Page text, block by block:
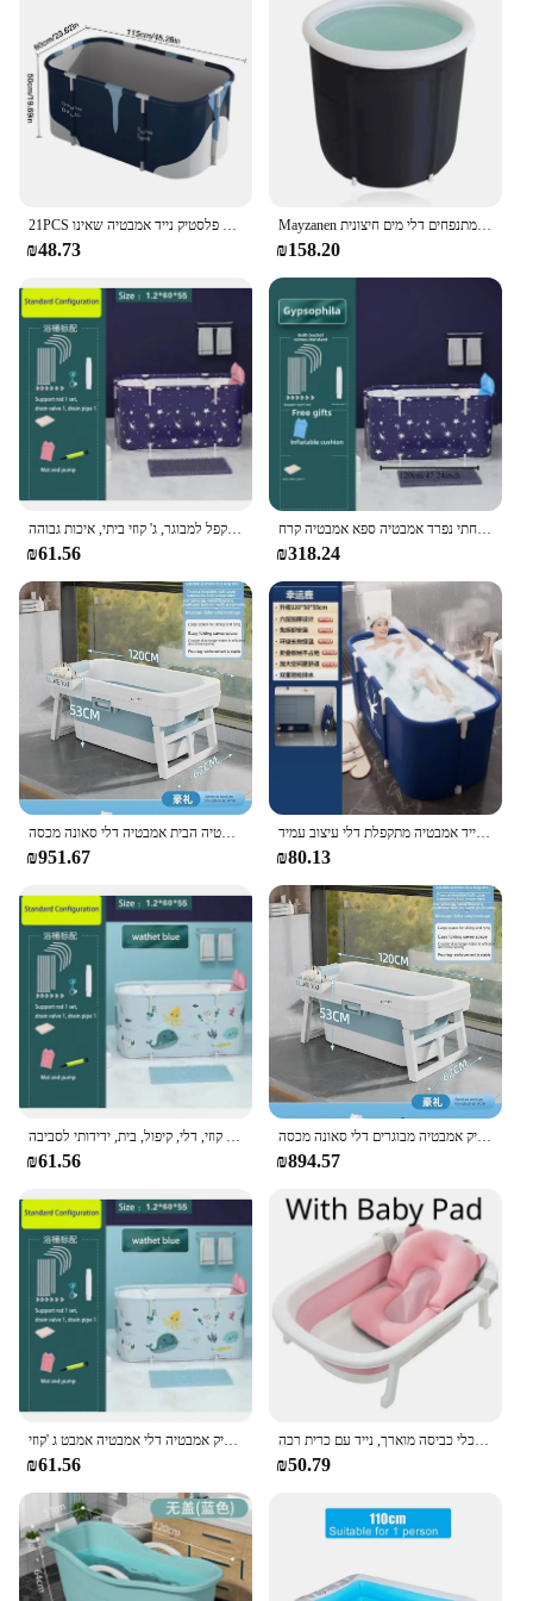
21PCS מבוגרים מתקפל אמבטיה עבה פלסטיק נייד אמבטיה שאינו iatable אמבטיה 2 גודל שריה משלוח עומד אביזרי אמבטיה
₪48.73
Mayzanen קרח אמבטיה נייד קריסה מוכה גדול מבוגר אמבטיה מתנפחים למבוגרים אמבטיה מתנפחים דלי מים חיצונית
₪158.20
ג 'קוזי מלבן מתקפל למבוגר, ג' קוזי ביתי, איכות גבוהה
₪61.56
אמבט מתקפל נייד, אמבטיה מתקפל, אמבטיה מתקפל, חדר אמבטיה משפחתי משפחתי נפרד אמבטיה ספא אמבטיה קרח
₪318.24
אמבטיה מתקפל נייד ילדים שחייה פלסטיק מבוגרים אמבטיה הבית אמבטיה דלי סאונה מכסה banheira dobraavel
₪951.67
אמבטיה סוגר אלומיניום מקלחת גדולה חבית עבות אמבטיה נייד אמבטיה מתקפלת דלי עיצוב עמיד
₪80.13
₪61.56
אמבטיה מתקפל נייד ילדים שחייה פלסטיק אמבטיה מבוגרים דלי סאונה מכסה banheira dobayta הבית אמבטיה
₪894.57
₪61.56
אמבטיה מתקפלת לתינוק, כלי כביסה מוארך, נייד עם כרית רכה
₪50.79